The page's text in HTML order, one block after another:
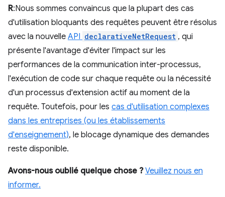
R:Nous sommes convaincus que la plupart des cas
d'utilisation bloquants des requêtes peuvent être résolus
avec la nouvelle API declarativeNetRequest , qui
présente l'avantage d'éviter l'impact sur les
performances de la communication inter-processus,
l'exécution de code sur chaque requête ou la nécessité
d'un processus d'extension actif au moment de la
requête. Toutefois, pour les cas d'utilisation complexes
dans les entreprises (ou les établissements
d'enseignement), le blocage dynamique des demandes
reste disponible.
Avons-nous oublié quelque chose ? Veuillez nous en
informer.